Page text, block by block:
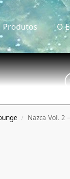
Produtos O
/ Nazca Vol. 2